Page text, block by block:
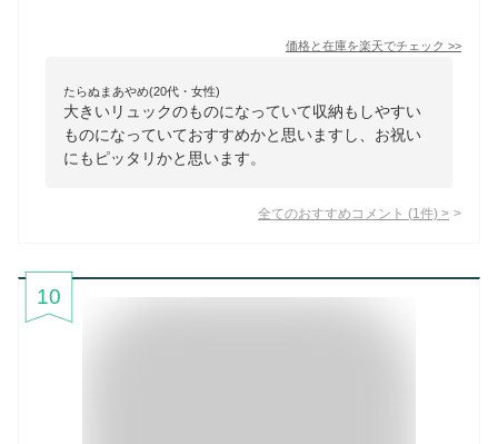
価格と在庫を楽天でチェック >>
たらぬまあやめ(20代・女性)
大きいリュックのものになっていて収納もしやすい
ものになっていておすすめかと思いますし、お祝い
にもピッタリかと思います。
全てのおすすめコメント (1 件) >
10